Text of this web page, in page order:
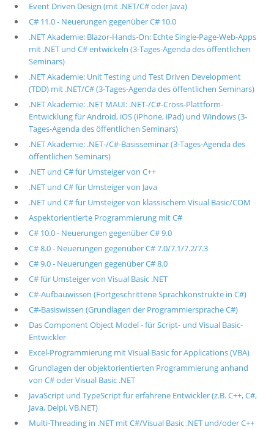
Event Driven Design (mit .NET/C# oder Java)
C# 11.0 - Neuerungen gegenüber C# 10.0
.NET Akademie: Blazor-Hands-On: Echte Single-Page-Web-Apps
mit .NET und C# entwickeln (3-Tages-Agenda des öffentlichen
Seminars)
.NET Akademie: Unit Testing und Test Driven Development
(TDD) mit .NET/C# (3-Tages-Agenda des öffentlichen Seminars)
.NET Akademie: .NET MAUI: .NET-/C#-Cross-Plattform-
Entwicklung für Android, iOS (iPhone, iPad) und Windows (3-
Tages-Agenda des öffentlichen Seminars)
.NET Akademie: .NET-/C#-Basisseminar (3-Tages-Agenda des
öffentlichen Seminars)
.NET und C# für Umsteiger von C++
.NET und C# für Umsteiger von Java
.NET und C# für Umsteiger von klassischem Visual Basic/COM
Aspektorientierte Programmierung mit C#
C# 10.0 - Neuerungen gegenüber C# 9.0
C# 8.0 - Neuerungen gegenüber C# 7.0/7.1/7.2/7.3
C# 9.0 - Neuerungen gegenüber C# 8.0
C# für Umsteiger von Visual Basic .NET
C#-Aufbauwissen (Fortgeschrittene Sprachkonstrukte in C#)
C#-Basiswissen (Grundlagen der Programmiersprache C#)
Das Component Object Model - für Script- und Visual Basic-
Entwickler
Excel-Programmierung mit Visual Basic for Applications (VBA)
Grundlagen der objektorientierten Programmierung anhand
von C# oder Visual Basic .NET
JavaScript und TypeScript für erfahrene Entwickler (z.B. C++, C#,
Java, Delpi, VB.NET)
Multi-Threading in .NET mit C#/Visual Basic .NET und/oder C++